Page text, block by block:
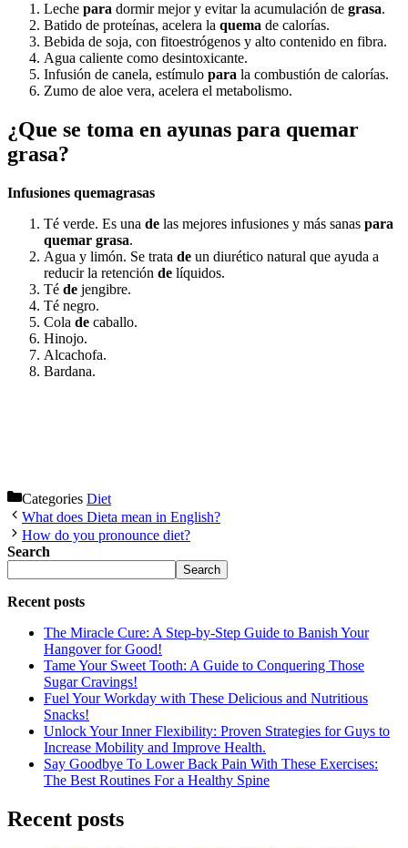
Leche para dormir mejor y evitar la acumulación de grasa.
Batido de proteínas, acelera la quema de calorías.
Bebida de soja, con fitoestrógenos y alto contenido en fibra.
Agua caliente como desintoxicante.
Infusión de canela, estímulo para la combustión de calorías.
Zumo de aloe vera, acelera el metabolismo.
¿Que se toma en ayunas para quemar
grasa?
Infusiones quemagrasas
Té verde. Es una de las mejores infusiones y más sanas para
quemar grasa.
Agua y limón. Se trata de un diurético natural que ayuda a
reducir la retención de líquidos.
Té de jengibre.
Té negro.
Cola de caballo.
Hinojo.
Alcachofa.
Bardana.
Categories Diet
What does Dieta mean in English?
How do you pronounce diet?
Search
Search
Recent posts
The Miracle Cure: A Step-by-Step Guide to Banish Your
Hangover for Good!
Tame Your Sweet Tooth: A Guide to Conquering Those
Sugar Cravings!
Fuel Your Workday with These Delicious and Nutritious
Snacks!
Unlock Your Inner Flexibility: Proven Strategies for Guys to
Increase Mobility and Improve Health.
Say Goodbye To Lower Back Pain With These Exercises:
The Best Routines For a Healthy Spine
Recent posts